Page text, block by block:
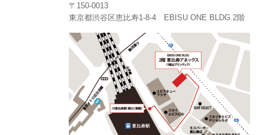
〒150-0013
東京都渋谷区恵比寿1-8-4 EBISU ONE BLDG.2階